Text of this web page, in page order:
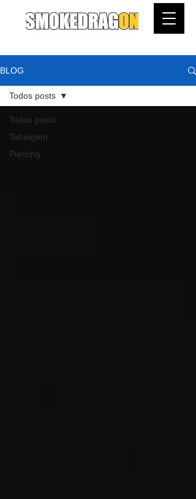
BLOG
Todos posts
Tatuagem
Piercing
Todos posts